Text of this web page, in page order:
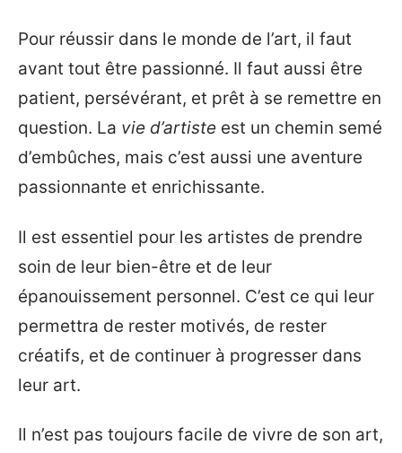
Pour réussir dans le monde de l’art, il faut
avant tout être passionné. Il faut aussi être
patient, persévérant, et prêt à se remettre en
question. La vie d’artiste est un chemin semé
d’embûches, mais c’est aussi une aventure
passionnante et enrichissante.
Il est essentiel pour les artistes de prendre
soin de leur bien-être et de leur
épanouissement personnel. C’est ce qui leur
permettra de rester motivés, de rester
créatifs, et de continuer à progresser dans
leur art.
Il n’est pas toujours facile de vivre de son art,